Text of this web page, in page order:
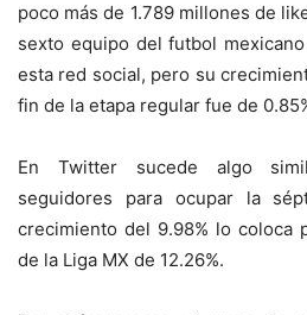
poco más de 1.789 millones de
sexto equipo del futbol
esta red social, pero su
fin de la etapa regular fue de
En Twitter sucede algo
seguidores para ocupar la
crecimiento del 9.98% lo coloca
de la Liga MX de 12.26%.